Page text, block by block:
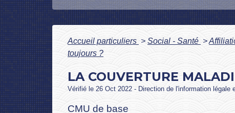
Accueil particuliers > Social - Santé >
toujours ?
LA COUVERTURE
Vérifié le 26 Oct 2022 - Direction de l'information légale
CMU de base